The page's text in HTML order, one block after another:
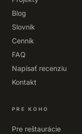
Blog
Slovník
Cenník
FAQ
Napísať recenziu
Kontakt
PRE KOHO
Pre reštaurácie